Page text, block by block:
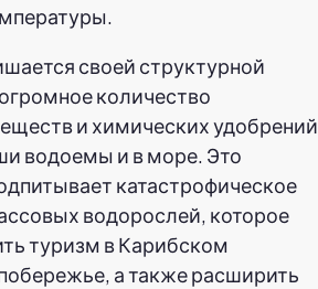
своей структурной
количество
и химических удобрений
водоемы и в море. Это
катастрофическое
водорослей, которое
туризм в Карибском
а также расширить